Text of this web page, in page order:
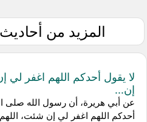
المزيد من
لا يقول أحدكم اللهم اغفر
إن...
عن أبي هريرة، أن رسول الله صلى
أحدكم اللهم اغفر لي إن شئت،